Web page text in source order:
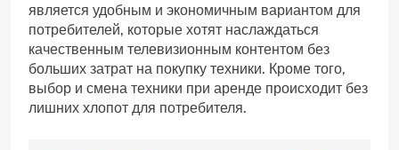
является удобным и экономичным вариантом для
потребителей, которые хотят наслаждаться
качественным телевизионным контентом без
больших затрат на покупку техники. Кроме того,
выбор и смена техники при аренде происходит без
лишних хлопот для потребителя.